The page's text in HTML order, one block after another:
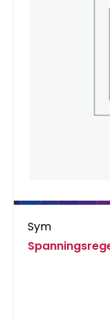
Sym